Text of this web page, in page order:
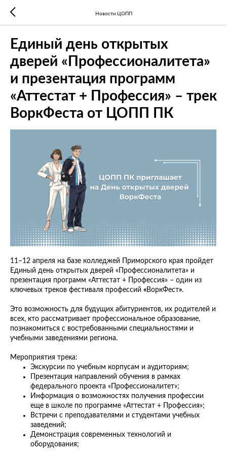
Новости ЦОПП
Единый день открытых
дверей «Профессионалитета»
и презентация программ
«Аттестат + Профессия» – трек
ВоркФеста от ЦОПП ПК
11–12 апреля на базе колледжей Приморского края пройдет
Единый день открытых дверей «Профессионалитета» и
презентация программ «Аттестат + Профессия» – один из
ключевых треков фестиваля профессий «ВоркФест».
Это возможность для будущих абитуриентов, их родителей и
всех, кто рассматривает профессиональное образование,
познакомиться с востребованными специальностями и
учебными заведениями региона.
Мероприятия трека:
Экскурсии по учебным корпусам и аудиториям;
Презентация направлений обучения в рамках
федерального проекта «Профессионалитет»;
Информация о возможностях получения профессии
еще в школе по программе «Аттестат + Профессия»;
Встречи с преподавателями и студентами учебных
заведений;
Демонстрация современных технологий и
оборудования;